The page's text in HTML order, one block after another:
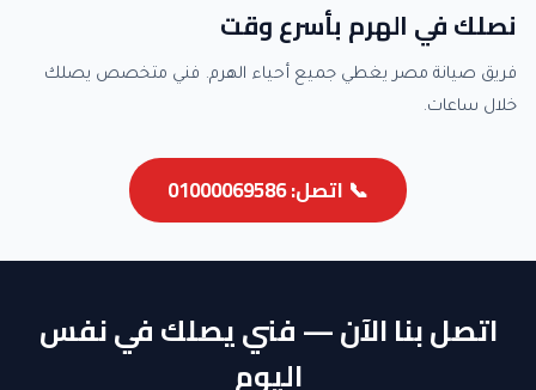
نصلك في الهرم بأسرع وقت
فريق صيانة مصر يغطي جميع أحياء الهرم. فني متخصص يصلك
خلال ساعات.
📞 اتصل: 01000069586
اتصل بنا الآن — فني يصلك في نفس
اليوم